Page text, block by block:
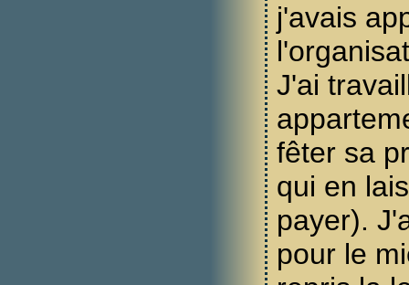
j'avais
J'ai
fêter sa
qui en
payer).
pour le